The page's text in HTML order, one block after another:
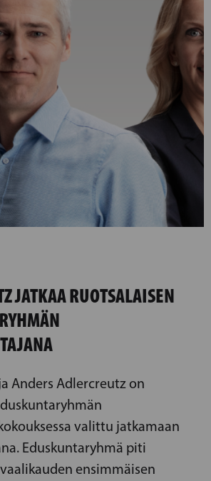
JATKAA RUOTSALAISEN
Anders Adlercreutz on
valittu jatkamaan
Eduskuntaryhmä piti
ensimmäisen